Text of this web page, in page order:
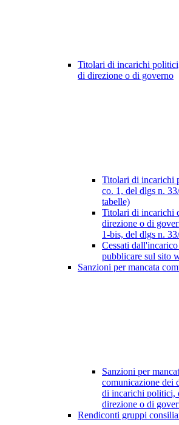
Titolari di incarichi
di direzione o di governo
Titolari di incarichi
co. 1, del dlgs n.
tabelle)
Titolari di incarichi
direzione o di
1-bis, del dlgs n.
Cessati
pubblicare sul sito
Sanzioni per mancata
Sanzioni per
comunicazione dei
di incarichi politici,
direzione o di
Rendiconti gruppi